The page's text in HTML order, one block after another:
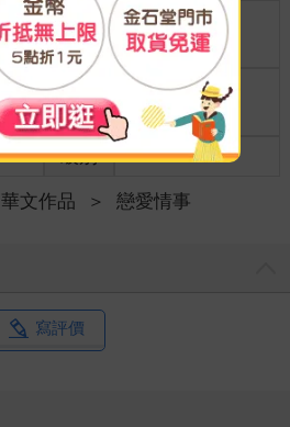
商品規
格
25開15*21cm
適讀年
齡
全齡適讀
級別
華文作品 ＞ 戀愛情事
寫評價